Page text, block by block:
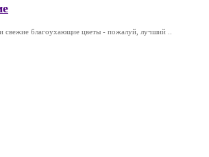
благоухающие цветы - пожалуй, лучший ..